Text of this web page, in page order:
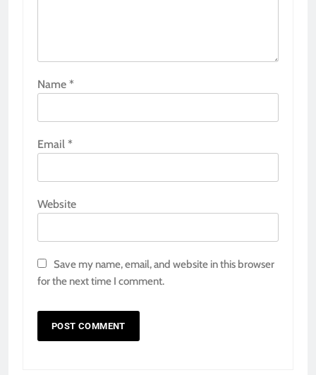
Name *
Email *
Website
Save my name, email, and website in this browser
for the next time I comment.